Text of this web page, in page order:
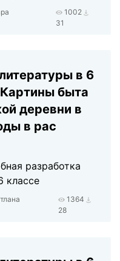
1002
31
в 6
быта
деревни в
в рас
разработка
классе
1364
28